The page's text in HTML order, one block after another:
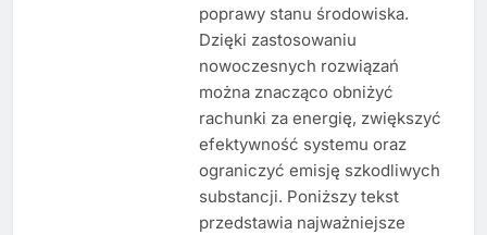
poprawy stanu środowiska.
Dzięki zastosowaniu
nowoczesnych rozwiązań
można znacząco obniżyć
rachunki za energię, zwiększyć
efektywność systemu oraz
ograniczyć emisję szkodliwych
substancji. Poniższy tekst
przedstawia najważniejsze